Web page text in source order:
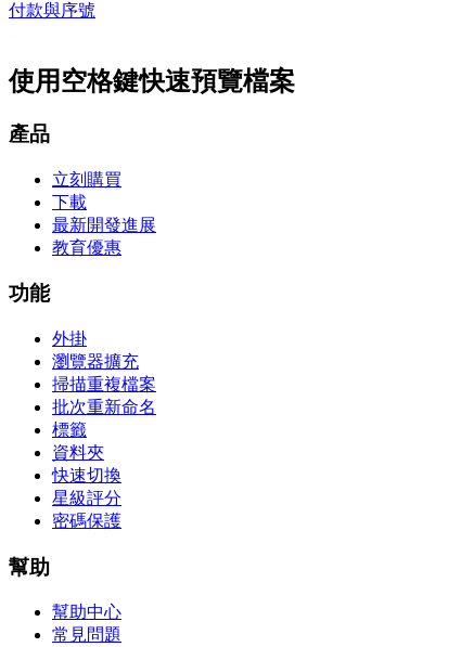
付款與序號
使用空格鍵快速預覽檔案
產品
立刻購買
下載
最新開發進展
教育優惠
功能
外掛
瀏覽器擴充
掃描重複檔案
批次重新命名
標籤
資料夾
快速切換
星級評分
密碼保護
幫助
幫助中心
常見問題